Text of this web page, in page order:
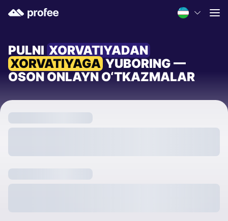
PULNI XORVATIYADAN
XORVATIYAGA YUBORING —
OSON ONLAYN O‘TKAZMALAR